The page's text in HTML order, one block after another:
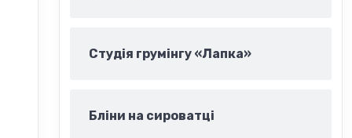
Студія грумінгу «Лапка»
Бліни на сироватці